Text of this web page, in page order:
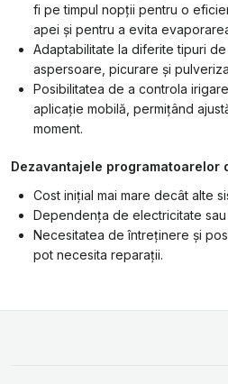
fi pe timpul nopții pentru o
apei și pentru a evita
Adaptabilitate la diferite tipuri
aspersoare, picurare și
Posibilitatea de a controla
aplicație mobilă, permițând
moment.
Dezavantajele programatoarelor
Cost inițial mai mare decât alte
Dependența de electricitate
Necesitatea de întreținere și
pot necesita reparații.